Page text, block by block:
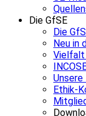
Die GfSE
Die
Neu in
Vielfalt
Ethik-